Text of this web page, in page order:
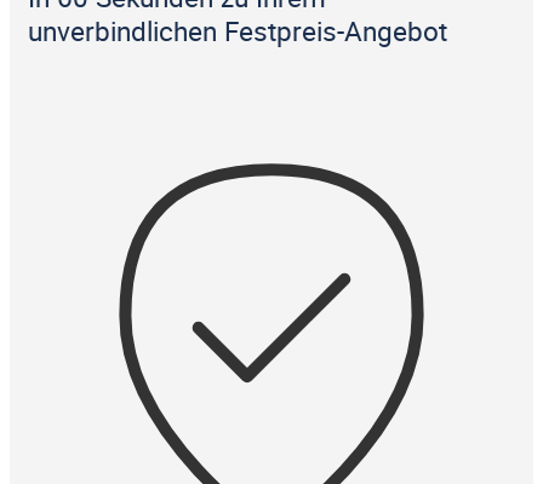
unverbindlichen Festpreis-Angebot